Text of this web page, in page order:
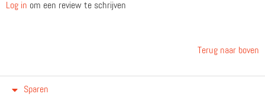
Log in om een review te schrijven
Terug naar boven
Sparen